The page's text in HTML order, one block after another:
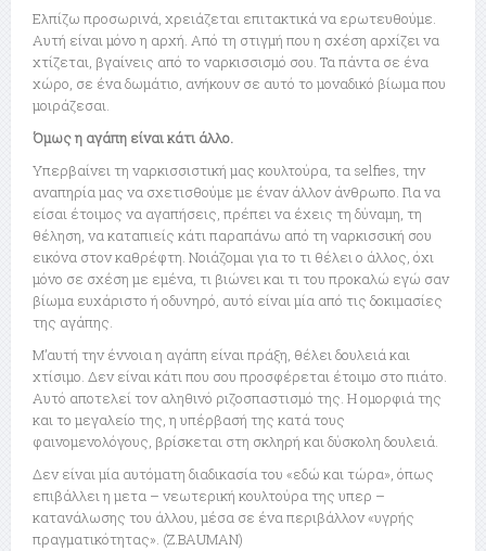
Ελπίζω προσωρινά, χρειάζεται επιτακτικά να ερωτευθούμε.
Αυτή είναι μόνο η αρχή. Από τη στιγμή που η σχέση αρχίζει να
χτίζεται, βγαίνεις από το ναρκισσισμό σου. Τα πάντα σε ένα
χώρο, σε ένα δωμάτιο, ανήκουν σε αυτό το μοναδικό βίωμα που
μοιράζεσαι.
Όμως η αγάπη είναι κάτι άλλο.
Υπερβαίνει τη ναρκισσιστική μας κουλτούρα, τα selfies, την
αναπηρία μας να σχετισθούμε με έναν άλλον άνθρωπο. Για να
είσαι έτοιμος να αγαπήσεις, πρέπει να έχεις τη δύναμη, τη
θέληση, να καταπιείς κάτι παραπάνω από τη ναρκισσική σου
εικόνα στον καθρέφτη. Νοιάζομαι για το τι θέλει ο άλλος, όχι
μόνο σε σχέση με εμένα, τι βιώνει και τι του προκαλώ εγώ σαν
βίωμα ευχάριστο ή οδυνηρό, αυτό είναι μία από τις δοκιμασίες
της αγάπης.
Μ’αυτή την έννοια η αγάπη είναι πράξη, θέλει δουλειά και
χτίσιμο. Δεν είναι κάτι που σου προσφέρεται έτοιμο στο πιάτο.
Αυτό αποτελεί τον αληθινό ριζοσπαστισμό της. Η ομορφιά της
και το μεγαλείο της, η υπέρβασή της κατά τους
φαινομενολόγους, βρίσκεται στη σκληρή και δύσκολη δουλειά.
Δεν είναι μία αυτόματη διαδικασία του «εδώ και τώρα», όπως
επιβάλλει η μετα – νεωτερική κουλτούρα της υπερ –
κατανάλωσης του άλλου, μέσα σε ένα περιβάλλον «υγρής
πραγματικότητας». (Z.BAUMAN)